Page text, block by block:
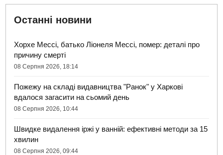
Останні новини
Хорхе Мессі, батько Ліонеля Мессі, помер: деталі про
причину смерті
08 Серпня 2026, 18:14
Пожежу на складі видавництва "Ранок" у Харкові
вдалося загасити на сьомий день
08 Серпня 2026, 10:44
Швидке видалення іржі у ванній: ефективні методи за 15
хвилин
08 Серпня 2026, 09:44